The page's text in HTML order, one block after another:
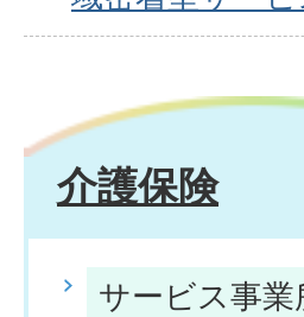
介護保険
サービス事業